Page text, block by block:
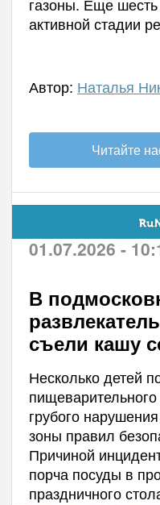
активной стадии
Автор: Наталья
Читайте
01.07.2026 -
В
съели кашу
Несколько детей
пищеварительного
грубого
зоны правил
Причиной
порча посуды в
праздничного